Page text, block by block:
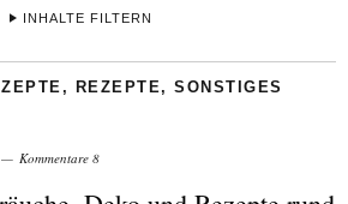
INHALTE FILTERN
, REZEPTE , SONSTIGES
Kommentare 8